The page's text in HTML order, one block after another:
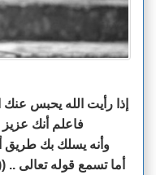
إذا رأيت الله يحبس عنك
فاعلم أنك
وأنه يسلك بك طريق
أما تسمع قوله تعالى ..